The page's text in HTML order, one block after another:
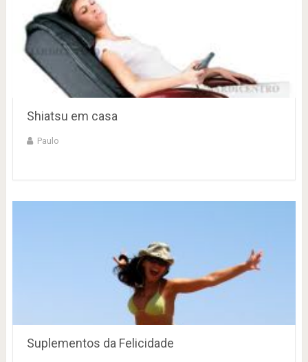
Shiatsu em casa
Paulo
Suplementos da Felicidade